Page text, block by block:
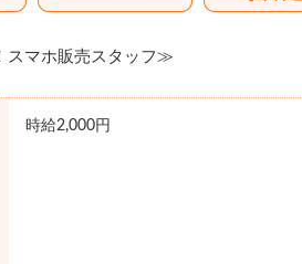
マホ販売スタッフ≫
時給2,000円